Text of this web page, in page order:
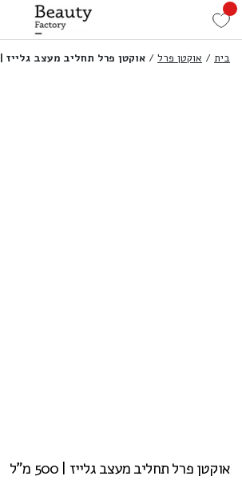
בית / אוקטן פרל / אוקטן פרל תחליב מעצב גלייז | 500 מ”ל
אוקטן פרל תחליב מעצב גלייז | 500 מ"ל